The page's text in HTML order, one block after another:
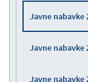
Javne nabavke
Javne nabavke
Javne nabavke